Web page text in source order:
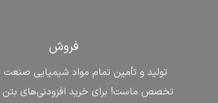
فروش
تولید و تأمین تمام مواد شیمیایی
تخصص ماست! برای خرید افزودنی‌های بتن و